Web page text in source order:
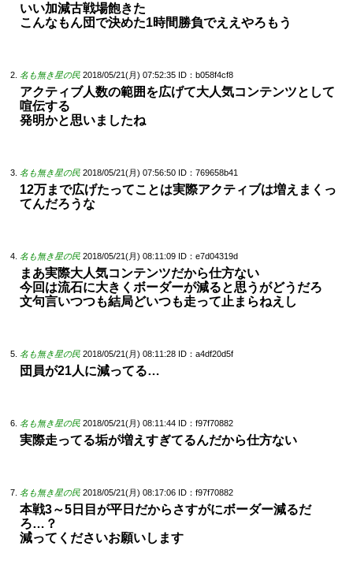
いい加減古戦場飽きた
こんなもん団で決めた1時間勝負でええやろもう
名も無き星の民 2018/05/21(月) 07:52:35 ID：b058f4cf8
アクティブ人数の範囲を広げて大人気コンテンツとして
喧伝する
発明かと思いましたね
名も無き星の民 2018/05/21(月) 07:56:50 ID：769658b41
12万まで広げたってことは実際アクティブは増えまくっ
てんだろうな
名も無き星の民 2018/05/21(月) 08:11:09 ID：e7d04319d
まあ実際大人気コンテンツだから仕方ない
今回は流石に大きくボーダーが減ると思うがどうだろ
文句言いつつも結局どいつも走って止まらねえし
名も無き星の民 2018/05/21(月) 08:11:28 ID：a4df20d5f
団員が21人に減ってる…
名も無き星の民 2018/05/21(月) 08:11:44 ID：f97f70882
実際走ってる垢が増えすぎてるんだから仕方ない
名も無き星の民 2018/05/21(月) 08:17:06 ID：f97f70882
本戦3～5日目が平日だからさすがにボーダー減るだ
ろ…？
減ってくださいお願いします